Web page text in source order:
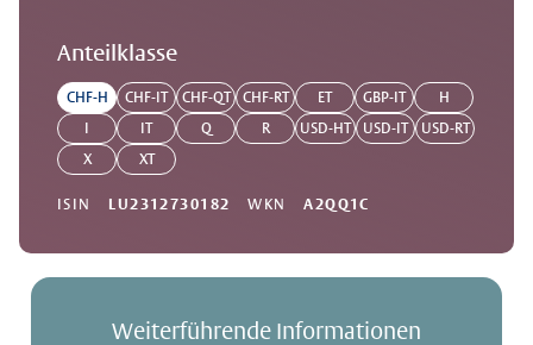
Anteilklasse
CHF-H CHF-IT CHF-QT CHF-RT ET GBP-IT
H
IT Q R USD-HT USD-IT
USD-RT
X
XT
ISIN LU2312730182 WKN A2QQ1C
Weiterführende Informationen